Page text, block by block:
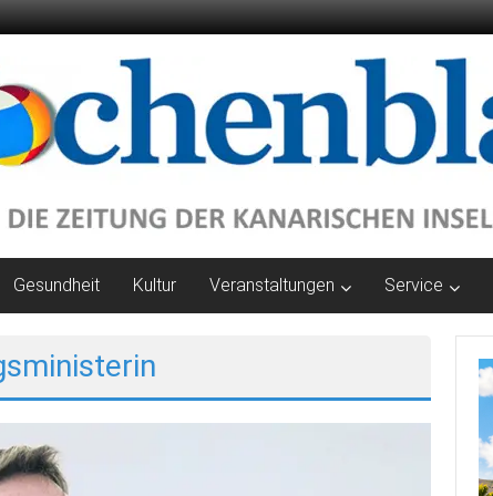
Gesundheit Kultur Veranstaltungen Service